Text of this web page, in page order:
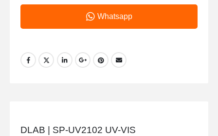
Whatsapp
DLAB | SP-UV2102 UV-VIS